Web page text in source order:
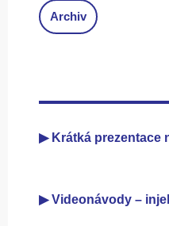
Archiv
▶ Krátká prezentace
▶ Videonávody –